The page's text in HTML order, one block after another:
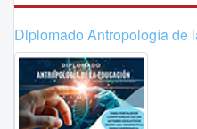
Diplomado Antropología de